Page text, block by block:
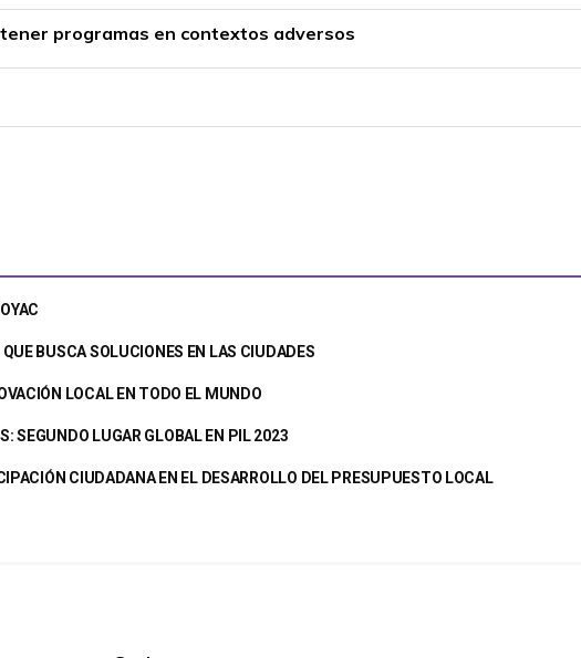
programas en contextos adversos
BUSCA SOLUCIONES EN LAS CIUDADES
LOCAL EN TODO EL MUNDO
SEGUNDO LUGAR GLOBAL EN PIL 2023
CIUDADANA EN EL DESARROLLO DEL PRESUPUESTO LOCAL